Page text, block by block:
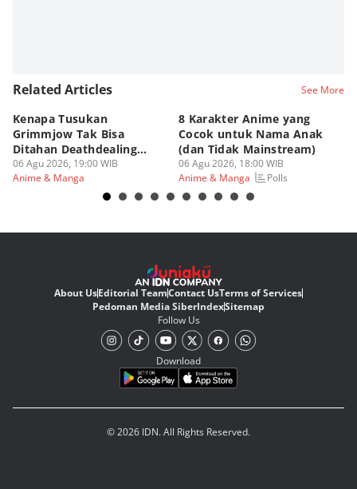
Related Articles See More
Kenapa Tusukan
Grimmjow Tak Bisa
Ditahan Deathdealing
Askin Bleach?
06 Agu 2026, 19:00 WIB
Anime & Manga
8 Karakter Anime yang
Cocok untuk Nama Anak
(dan Tidak Mainstream)
06 Agu 2026, 18:00 WIB
Anime & Manga
Polls
About UsEditorial TeamContact UsTerms of Services
Pedoman Media SiberIndexSitemap
Follow Us
Download
© 2026 IDN. All Rights Reserved.